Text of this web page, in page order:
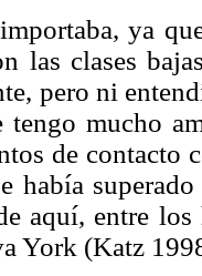
ya
las clases
pero ni
mucho
de contacto
había
aquí, entre los
York (Katz